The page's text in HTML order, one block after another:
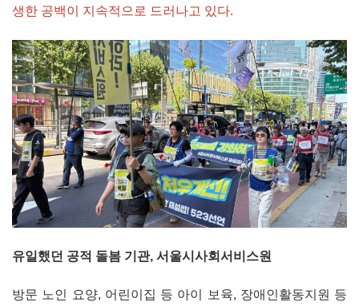
생한 공백이 지속적으로 드러나고 있다.
유일했던 공적 돌봄 기관, 서울시사회서비스원
방문 노인 요양, 어린이집 등 아이 보육, 장애인활동지원 등